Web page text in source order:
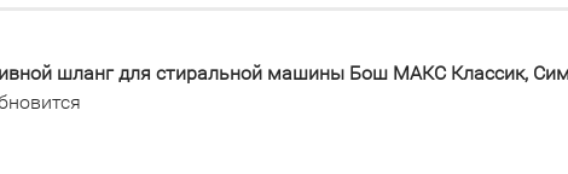
шланг для стиральной машины Бош МАКС Классик,